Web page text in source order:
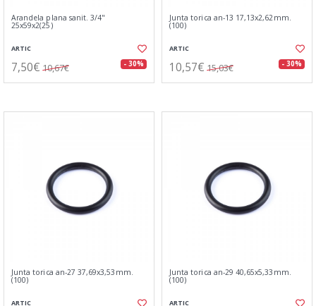
Arandela plana sanit. 3/4"
25x59x2(25)
ARTIC
7,50€ 10,67€ - 30%
Junta torica an-13 17,13x2,62mm.
(100)
ARTIC
10,57€ 15,03€ - 30%
Junta torica an-27 37,69x3,53mm.
(100)
ARTIC
Junta torica an-29 40,65x5,33mm.
(100)
ARTIC